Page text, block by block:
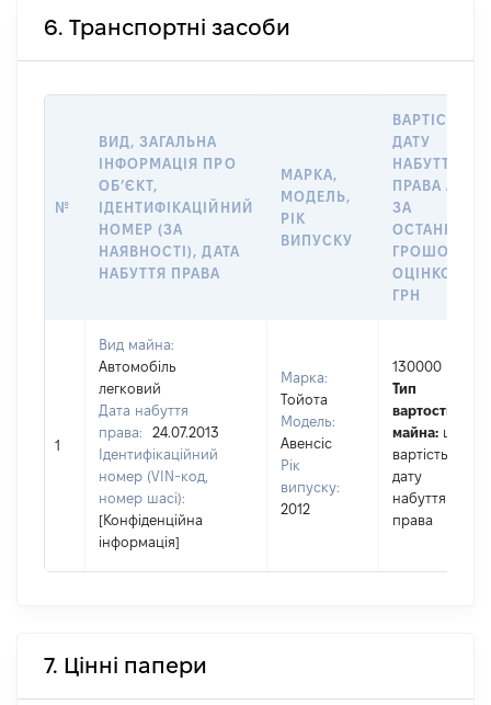
6. Транспортні засоби
№
ВИД, ЗАГАЛЬНА
ІНФОРМАЦІЯ ПРО
ОБʼЄКТ,
ІДЕНТИФІКАЦІЙНИЙ
НОМЕР (ЗА
НАЯВНОСТІ), ДАТА
НАБУТТЯ ПРАВА
МАРКА,
МОДЕЛЬ,
РІК
ВИПУСКУ
ВАРТІСТЬ НА
ДАТУ
НАБУТТЯ
ПРАВА АБО
ЗА
ГРОШОВОЮ
ОЦІНКОЮ,
ГРН
1
Вид майна:
Автомобіль
легковий
Дата набуття
права:
24.07.2013
Ідентифікаційний
номер (VIN-код,
номер шасі):
[Конфіденційна
інформація]
Марка:
Тойота
Модель:
Авенсіс
Рік
випуску:
2012
130000
Тип
вартості
майна: це
вартість на
дату
набуття
права
7. Цінні папери